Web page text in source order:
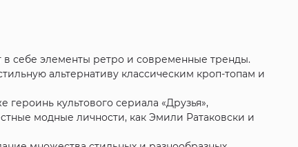
в себе элементы ретро и современные тренды.
альтернативу классическим кроп-топам и
культового сериала «Друзья»,
модные личности, как Эмили Ратаковски и